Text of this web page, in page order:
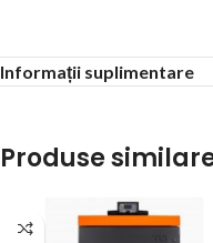
Informații suplimentare
Produse